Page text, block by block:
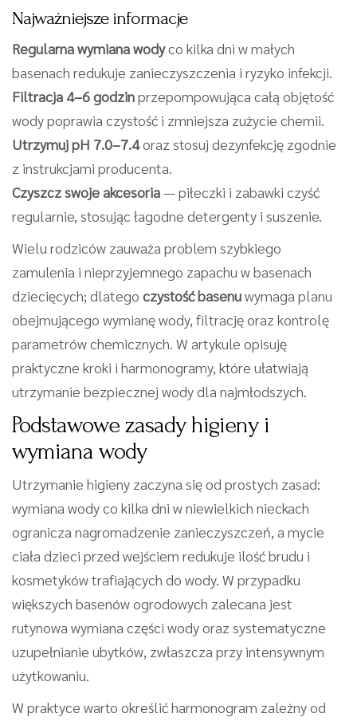
Najważniejsze informacje
Regularna wymiana wodyco kilka dni w małych
basenach redukuje zanieczyszczenia i ryzyko infekcji.
Filtracja 4–6 godzinprzepompowująca całą objętość
wody poprawia czystość i zmniejsza zużycie chemii.
Utrzymuj pH 7.0–7.4oraz stosuj dezynfekcję zgodnie
z instrukcjami producenta.
Czyszcz swoje akcesoria— piłeczki i zabawki czyść
regularnie, stosując łagodne detergenty i suszenie.
Wielu rodziców zauważa problem szybkiego
zamulenia i nieprzyjemnego zapachu w basenach
dziecięcych; dlatego czystość basenuwymaga planu
obejmującego wymianę wody, filtrację oraz kontrolę
parametrów chemicznych. W artykule opisuję
praktyczne kroki i harmonogramy, które ułatwiają
utrzymanie bezpiecznej wody dla najmłodszych.
Podstawowe zasady higieny i
wymiana wody
Utrzymanie higieny zaczyna się od prostych zasad:
wymiana wody co kilka dni w niewielkich nieckach
ogranicza nagromadzenie zanieczyszczeń, a mycie
ciała dzieci przed wejściem redukuje ilość brudu i
kosmetyków trafiających do wody. W przypadku
większych basenów ogrodowych zalecana jest
rutynowa wymiana części wody oraz systematyczne
uzupełnianie ubytków, zwłaszcza przy intensywnym
użytkowaniu.
W praktyce warto określić harmonogram zależny od